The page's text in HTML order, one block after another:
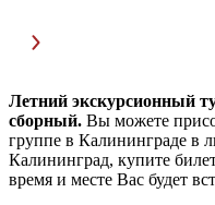
Летний экскурсионный
сборный. Вы можете
группе в Калининграде в
Калининград, купите
время и месте Вас будет